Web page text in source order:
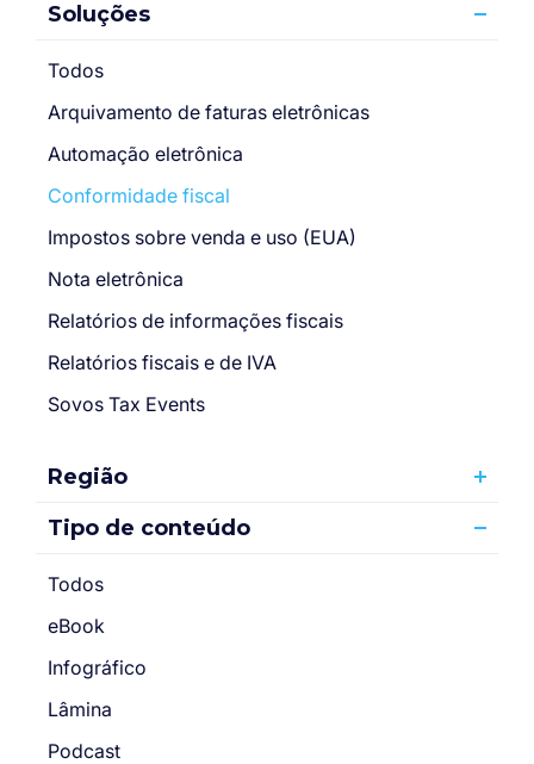
Soluções
Todos
Arquivamento de faturas eletrônicas
Automação eletrônica
Conformidade fiscal
Impostos sobre venda e uso (EUA)
Nota eletrônica
Relatórios de informações fiscais
Relatórios fiscais e de IVA
Sovos Tax Events
Região
Tipo de conteúdo
Todos
eBook
Infográfico
Lâmina
Podcast